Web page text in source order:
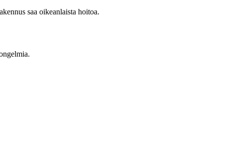
saa oikeanlaista hoitoa.